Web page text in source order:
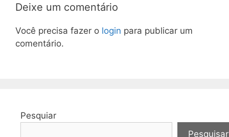
Deixe um comentário
Você precisa fazer o login para publicar um
comentário.
Pesquiar
Pesquisar